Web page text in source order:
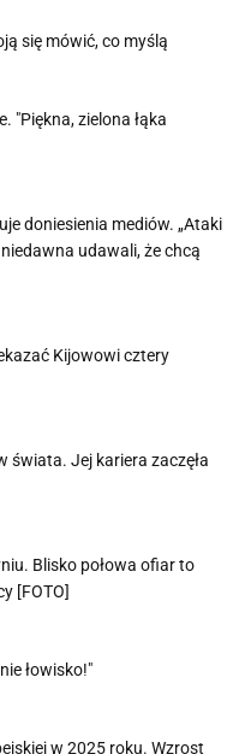
się mówić, co myślą
"Piękna, zielona łąka
doniesienia mediów. „Ataki
udawali, że chcą
Kijowowi cztery
świata. Jej kariera zaczęła
Blisko połowa ofiar to
[FOTO]
łowisko!"
w 2025 roku. Wzrost